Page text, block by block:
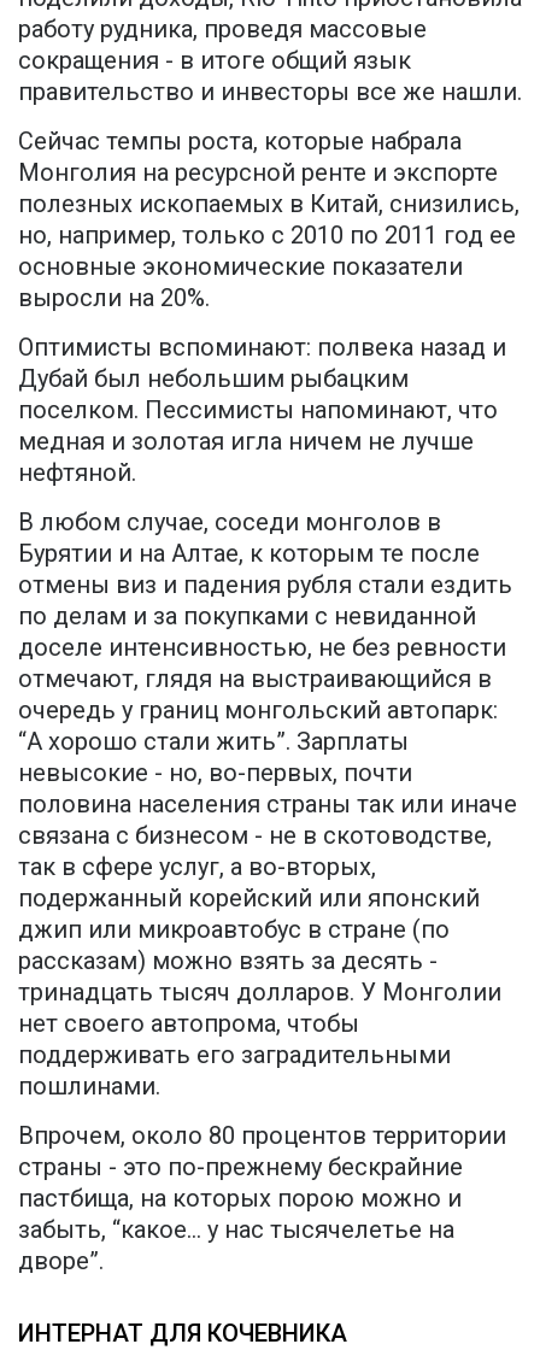
работу рудника, проведя массовые
сокращения - в итоге общий язык
правительство и инвесторы все же нашли.
Сейчас темпы роста, которые набрала
Монголия на ресурсной ренте и экспорте
полезных ископаемых в Китай, снизились,
но, например, только с 2010 по 2011 год ее
основные экономические показатели
выросли на 20%.
Оптимисты вспоминают: полвека назад и
Дубай был небольшим рыбацким
поселком. Пессимисты напоминают, что
медная и золотая игла ничем не лучше
нефтяной.
В любом случае, соседи монголов в
Бурятии и на Алтае, к которым те после
отмены виз и падения рубля стали ездить
по делам и за покупками с невиданной
доселе интенсивностью, не без ревности
отмечают, глядя на выстраивающийся в
очередь у границ монгольский автопарк:
“А хорошо стали жить”. Зарплаты
невысокие - но, во-первых, почти
половина населения страны так или иначе
связана с бизнесом - не в скотоводстве,
так в сфере услуг, а во-вторых,
подержанный корейский или японский
джип или микроавтобус в стране (по
рассказам) можно взять за десять -
тринадцать тысяч долларов. У Монголии
нет своего автопрома, чтобы
поддерживать его заградительными
пошлинами.
Впрочем, около 80 процентов территории
страны - это по-прежнему бескрайние
пастбища, на которых порою можно и
забыть, “какое... у нас тысячелетье на
дворе”.
ИНТЕРНАТ ДЛЯ КОЧЕВНИКА